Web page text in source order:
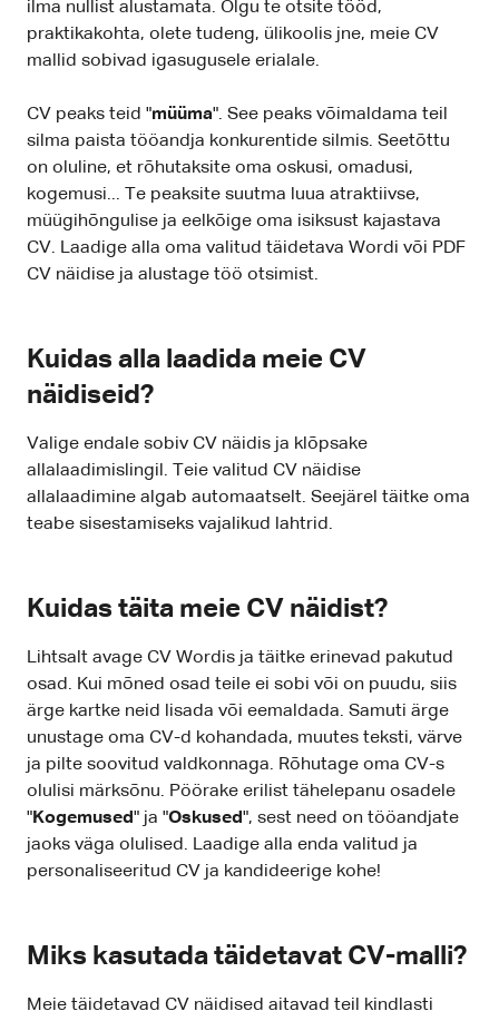
ilma nullist alustamata. Olgu te otsite tööd,
praktikakohta, olete tudeng, ülikoolis jne, meie CV
mallid sobivad igasugusele erialale.
CV peaks teid "müüma". See peaks võimaldama teil
silma paista tööandja konkurentide silmis. Seetõttu
on oluline, et rõhutaksite oma oskusi, omadusi,
kogemusi... Te peaksite suutma luua atraktiivse,
müügihõngulise ja eelkõige oma isiksust kajastava
CV. Laadige alla oma valitud täidetava Wordi või PDF
CV näidise ja alustage töö otsimist.
Kuidas alla laadida meie CV
näidiseid?
Valige endale sobiv CV näidis ja klõpsake
allalaadimislingil. Teie valitud CV näidise
allalaadimine algab automaatselt. Seejärel täitke oma
teabe sisestamiseks vajalikud lahtrid.
Kuidas täita meie CV näidist?
Lihtsalt avage CV Wordis ja täitke erinevad pakutud
osad. Kui mõned osad teile ei sobi või on puudu, siis
ärge kartke neid lisada või eemaldada. Samuti ärge
unustage oma CV-d kohandada, muutes teksti, värve
ja pilte soovitud valdkonnaga. Rõhutage oma CV-s
olulisi märksõnu. Pöörake erilist tähelepanu osadele
"Kogemused" ja "Oskused", sest need on tööandjate
jaoks väga olulised. Laadige alla enda valitud ja
personaliseeritud CV ja kandideerige kohe!
Miks kasutada täidetavat CV-malli?
Meie täidetavad CV näidised aitavad teil kindlasti